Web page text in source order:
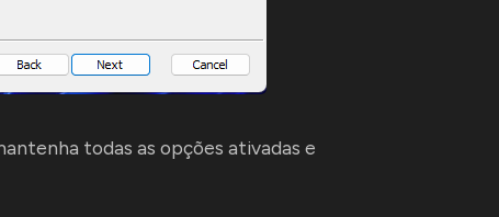
todas as opções ativadas e